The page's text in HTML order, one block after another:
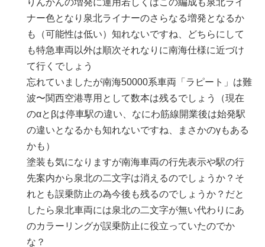
りんかんの増発に運用若しくはこの編成も泉北ライ
ナー色となり泉北ライナーのさらなる増発となるか
も（可能性は低い）知れないですね、どちらにして
も特急車両以外は順次それなりに南海仕様に近づけ
て行くでしょう
忘れていましたが南海50000系車両「ラピート」は難
波〜関西空港専用として数本は残るでしょう（現在
のαとβは停車駅の違い、なにわ筋線開業後は始発駅
の違いとなるかも知れないですね、まさかのγもある
かも）
塗装も気になりますが南海車両の行先表示や駅の行
先案内から泉北の二文字は消えるのでしょうか？そ
れとも誤乗防止の為今後も残るのでしょうか？だと
したら泉北車両には泉北の二文字が無い代わりにあ
のカラーリングが誤乗防止に役立っていたのでか
な？